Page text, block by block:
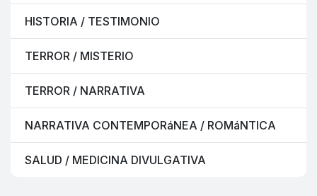
HISTORIA / TESTIMONIO
TERROR / MISTERIO
TERROR / NARRATIVA
NARRATIVA CONTEMPORáNEA / ROMáNTICA
SALUD / MEDICINA DIVULGATIVA